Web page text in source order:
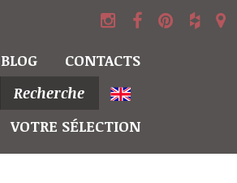
BLOG
CONTACTS
Recherche
VOTRE SÉLECTION